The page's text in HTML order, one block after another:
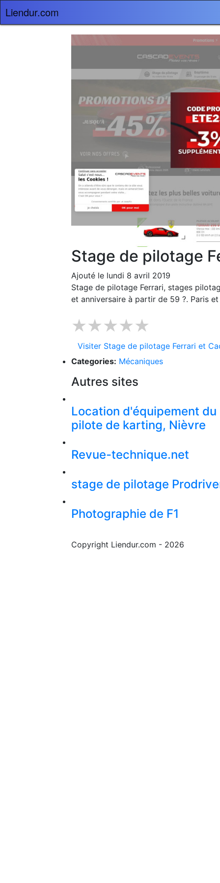
Liendur.com
Stage de pilotage
Ajouté le lundi 8 avril 2019
Stage de pilotage Ferrari, stages
et anniversaire à partir de 59 ?. Paris
★★★★★
Visiter Stage de pilotage Ferrari et
Categories: Mécaniques
Autres sites
Location d'équipement du
pilote de karting, Nièvre
Revue-technique.net
stage de pilotage
Photographie de F1
Copyright Liendur.com - 2026